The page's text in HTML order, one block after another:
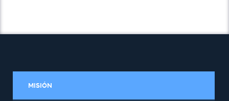
MISIÓN